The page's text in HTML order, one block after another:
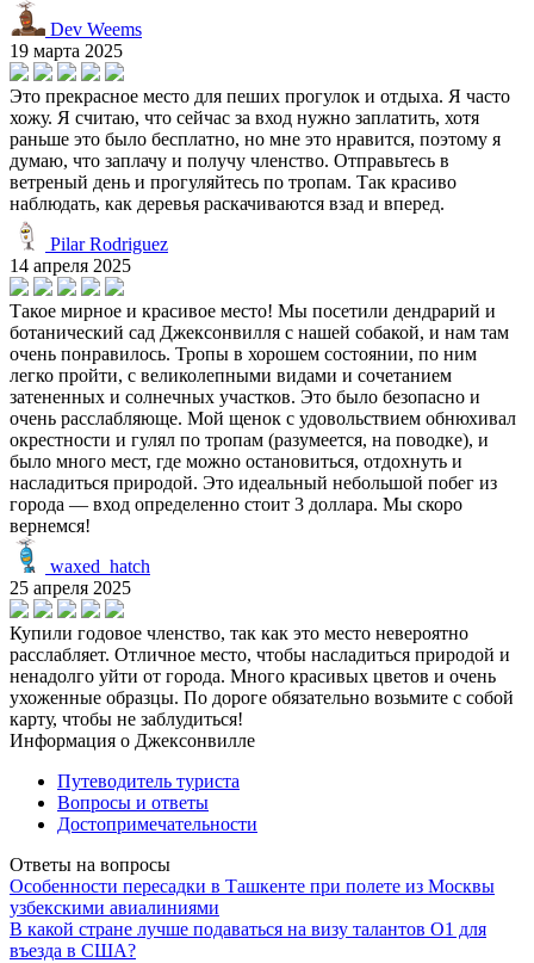
Dev Weems
19 марта 2025
Это прекрасное место для пеших прогулок и отдыха. Я часто
хожу. Я считаю, что сейчас за вход нужно заплатить, хотя
раньше это было бесплатно, но мне это нравится, поэтому я
думаю, что заплачу и получу членство. Отправьтесь в
ветреный день и прогуляйтесь по тропам. Так красиво
наблюдать, как деревья раскачиваются взад и вперед.
Pilar Rodriguez
14 апреля 2025
Такое мирное и красивое место! Мы посетили дендрарий и
ботанический сад Джексонвилля с нашей собакой, и нам там
очень понравилось. Тропы в хорошем состоянии, по ним
легко пройти, с великолепными видами и сочетанием
затененных и солнечных участков. Это было безопасно и
очень расслабляюще. Мой щенок с удовольствием обнюхивал
окрестности и гулял по тропам (разумеется, на поводке), и
было много мест, где можно остановиться, отдохнуть и
насладиться природой. Это идеальный небольшой побег из
города — вход определенно стоит 3 доллара. Мы скоро
вернемся!
waxed_hatch
25 апреля 2025
Купили годовое членство, так как это место невероятно
расслабляет. Отличное место, чтобы насладиться природой и
ненадолго уйти от города. Много красивых цветов и очень
ухоженные образцы. По дороге обязательно возьмите с собой
карту, чтобы не заблудиться!
Информация о Джексонвилле
Путеводитель туриста
Вопросы и ответы
Достопримечательности
Ответы на вопросы
Особенности пересадки в Ташкенте при полете из Москвы
узбекскими авиалиниями
В какой стране лучше подаваться на визу талантов O1 для
въезда в США?